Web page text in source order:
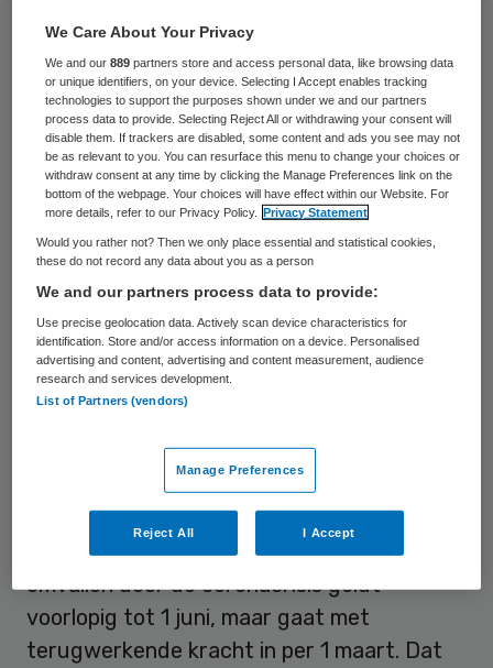
wordt verdeeld tussen VWS en
verzekeraars is nog onderwerp van
gesprek.
VWS, brancheorganisaties in de zorg, IGJ,
zorgverzekeraars, ministerie van Sociale
Zaken en Werkgelegenheid, Belastingdienst
en NZa overleggen sinds twee weken over
het reddingsplan. Minister Bruins (Medische
Zorg) is ermee begonnen, zijn opvolger
Martin van Rijn rondt het nu af. Bedoeling is
om het pakket maatregelen binnen een
Terugwerkende kracht
Het besluit geen enkele zorgpartij te laten
omvallen door de coronacrisis geldt
voorlopig tot 1 juni, maar gaat met
terugwerkende kracht in per 1 maart. Dat
We Care About Your Privacy
We and our889 partners store and access personal data, like browsing data
or unique identifiers, on your device. Selecting I Accept enables tracking
technologies to support the purposes shown under we and our partners
process data to provide. Selecting Reject All or withdrawing your consent will
disable them. If trackers are disabled, some content and ads you see may not
be as relevant to you. You can resurface this menu to change your choices or
withdraw consent at any time by clicking the Manage Preferences link on the
bottom of the webpage. Your choices will have effect within our Website. For
more details, refer to our Privacy Policy.
Privacy Statement
Would you rather not? Then we only place essential and statistical cookies,
these do not record any data about you as a person
We and our partners process data to provide:
Use precise geolocation data. Actively scan device characteristics for
identification. Store and/or access information on a device. Personalised
advertising and content, advertising and content measurement, audience
research and services development.
List of Partners (vendors)
Manage Preferences
Reject All I Accept